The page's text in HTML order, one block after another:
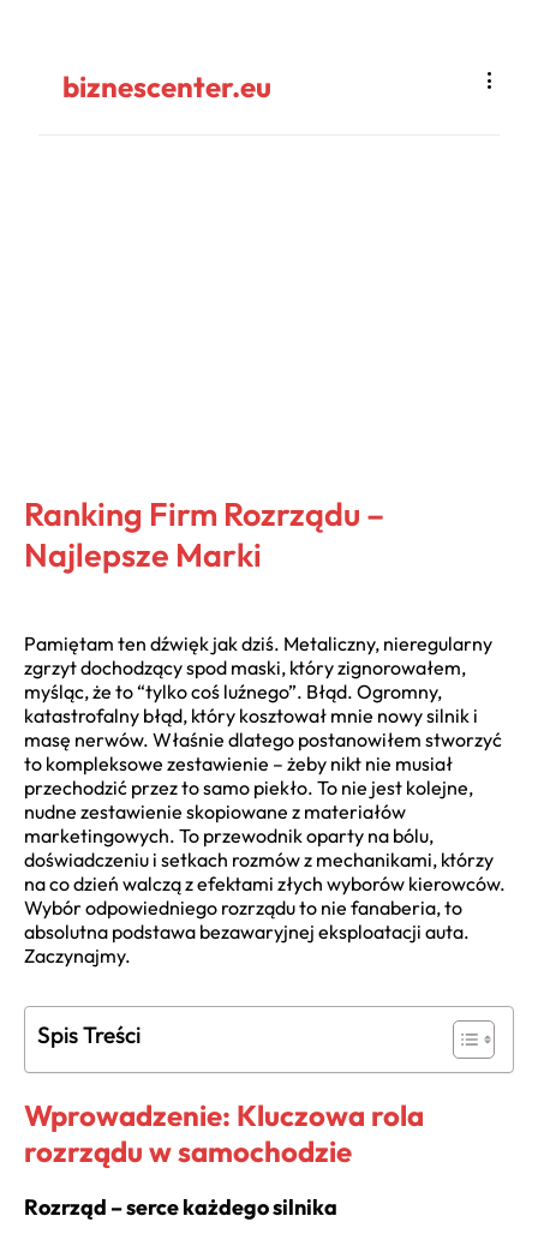
biznescenter.eu
Ranking Firm Rozrządu –
Najlepsze Marki
Pamiętam ten dźwięk jak dziś. Metaliczny, nieregularny
zgrzyt dochodzący spod maski, który zignorowałem,
myśląc, że to “tylko coś luźnego”. Błąd. Ogromny,
katastrofalny błąd, który kosztował mnie nowy silnik i
masę nerwów. Właśnie dlatego postanowiłem stworzyć
to kompleksowe zestawienie – żeby nikt nie musiał
przechodzić przez to samo piekło. To nie jest kolejne,
nudne zestawienie skopiowane z materiałów
marketingowych. To przewodnik oparty na bólu,
doświadczeniu i setkach rozmów z mechanikami, którzy
na co dzień walczą z efektami złych wyborów kierowców.
Wybór odpowiedniego rozrządu to nie fanaberia, to
absolutna podstawa bezawaryjnej eksploatacji auta.
Zaczynajmy.
Spis Treści
Wprowadzenie: Kluczowa rola
rozrządu w samochodzie
Rozrząd – serce każdego silnika